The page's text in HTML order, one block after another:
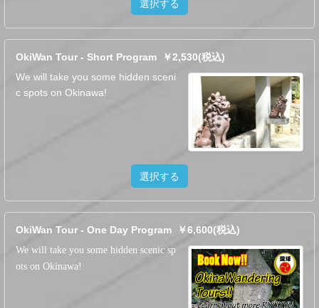
選択する
OkiWan Tour - Short Program ￥2,530(税込)
We will take you some hidden sceni
c spots on Okinawa!
選択する
OkiWan Tour - One Day Program ￥6,600(税込)
We will take you some hidden scenic sp
ots on Okinawa!